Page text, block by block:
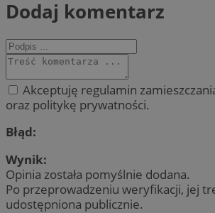
Dodaj komentarz
Akceptuję regulamin
oraz politykę prywatności.
Błąd:
Wynik:
Opinia została pomyślnie dodana.
Po przeprowadzeniu weryfikacji, jej
udostępniona publicznie.